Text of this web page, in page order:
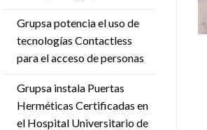
Grupsa potencia el uso de
tecnologías Contactless
para el acceso de personas
Grupsa instala Puertas
Herméticas Certificadas en
el Hospital Universitario de